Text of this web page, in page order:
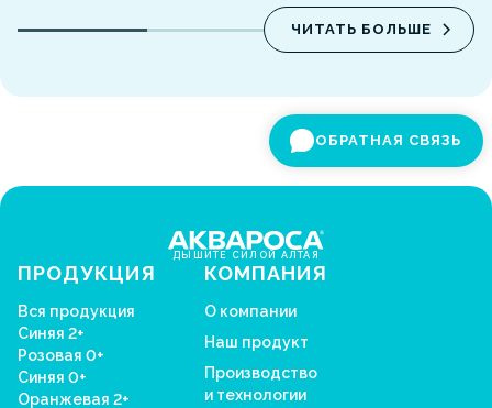
ЧИТАТЬ БОЛЬШЕ
ОБРАТНАЯ СВЯЗЬ
ДЫШИТЕ СИЛОЙ АЛТАЯ
ПРОДУКЦИЯ
Вся продукция
Синяя 2+
Розовая 0+
Синяя 0+
Оранжевая 2+
КОМПАНИЯ
О компании
Наш продукт
Производство
и технологии